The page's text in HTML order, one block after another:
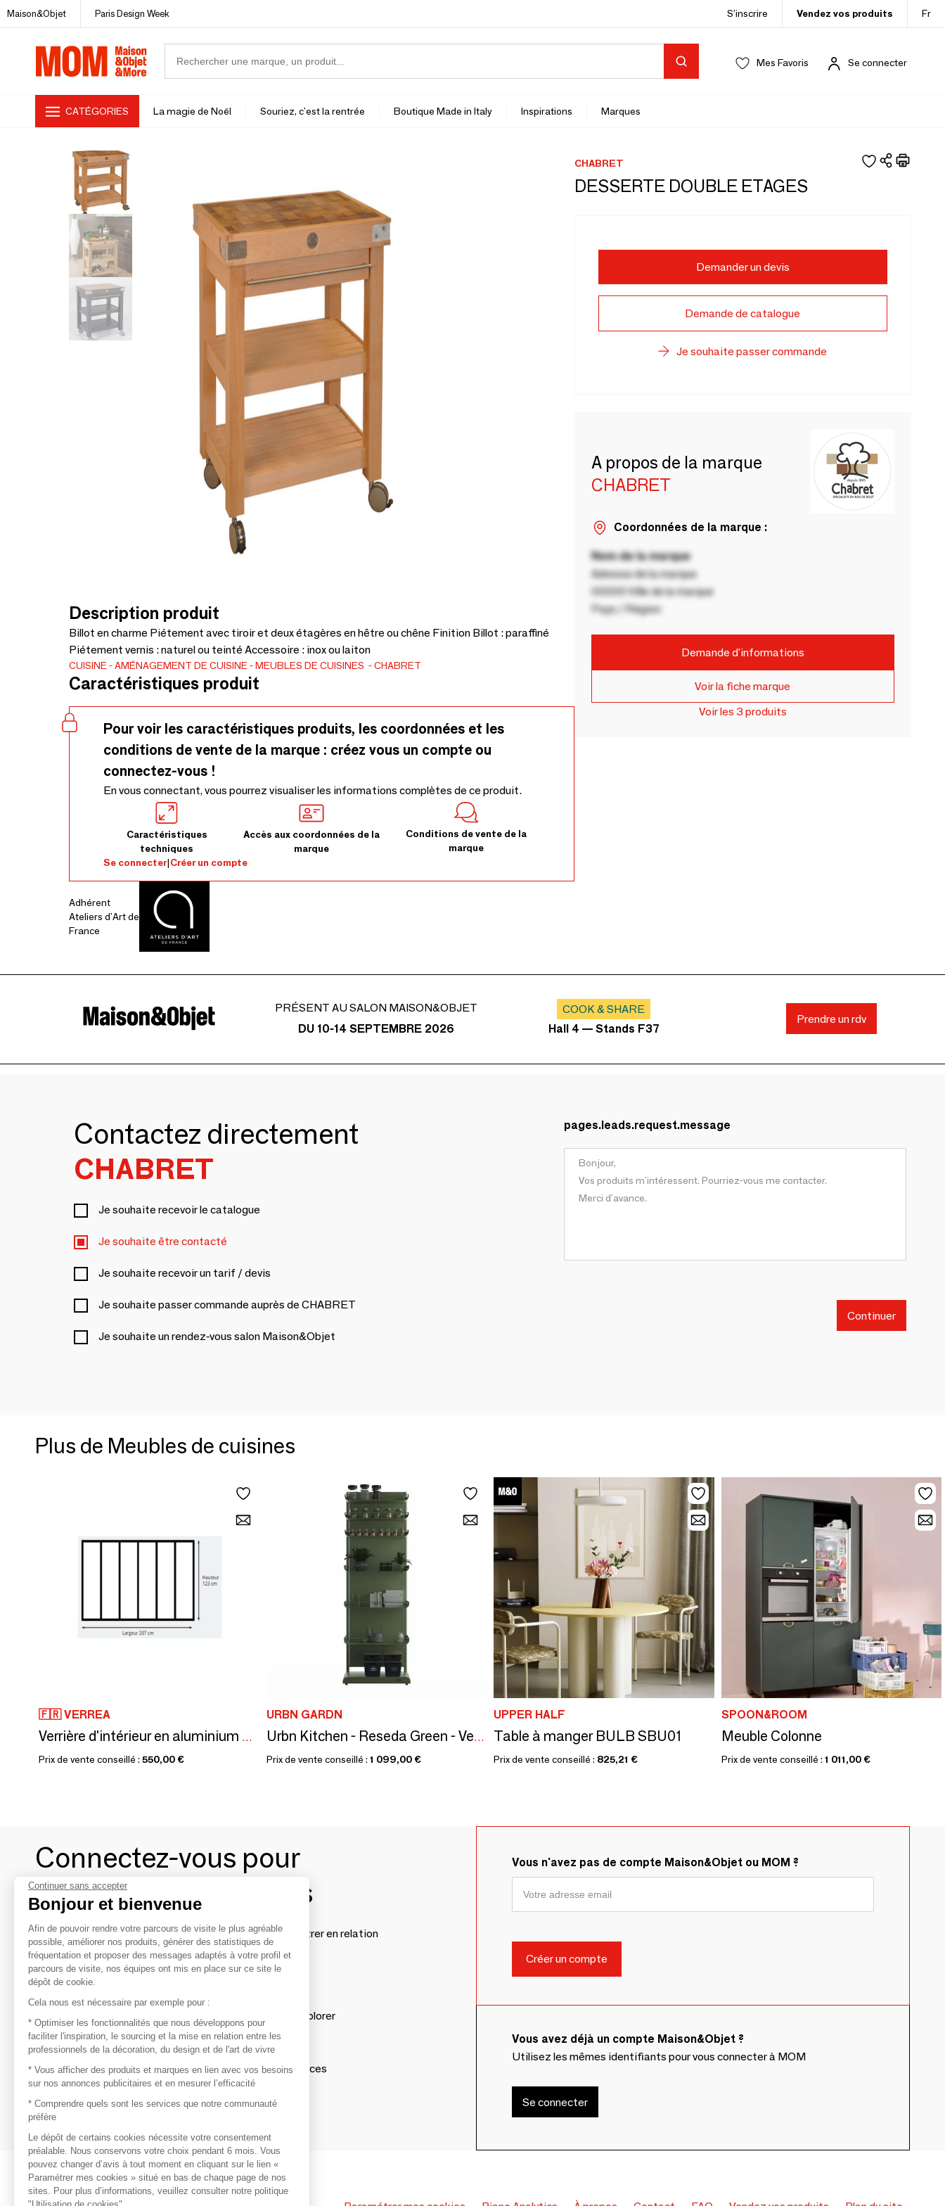
Maison&Objet Paris Design Week S’inscrire Vendez vos produits Fr
Mes Favoris Se connecter
CATÉGORIES La magie de Noël Souriez, c'est la rentrée Boutique Made in Italy Inspirations Marques
Description produit
Billot en charme Piétement avec tiroir et deux étagères en hêtre ou chêne Finition Billot : paraffiné
Piétement vernis : naturel ou teinté Accessoire : inox ou laiton
CUISINE AMÉNAGEMENT DE CUISINE MEUBLES DE CUISINES CHABRET
Caractéristiques produit
Pour voir les caractéristiques produits, les coordonnées et les
conditions de vente de la marque : créez vous un compte ou
connectez-vous !
En vous connectant, vous pourrez visualiser les informations complètes de ce produit.
Caractéristiques
techniques
Accès aux coordonnées de la
marque
Conditions de vente de la
marque
Se connecter|Créer un compte
Adhérent
Ateliers d'Art de
France
CHABRET
DESSERTE DOUBLE ETAGES
Demander un devis
Demande de catalogue
Je souhaite passer commande
A propos de la marque
CHABRET
Coordonnées de la marque :
Nom de la marque
Adresse de la marque
00000 Ville de la marque
Pays / Région
Demande d'informations
Voir la fiche marque
Voir les 3 produits
PRÉSENT AU SALON MAISON&OBJET
DU 10-14 SEPTEMBRE 2026
COOK & SHARE
Hall 4 — Stands F37
Prendre un rdv
Contactez directement
CHABRET
Je souhaite recevoir le catalogue
Je souhaite être contacté
Je souhaite recevoir un tarif / devis
Je souhaite passer commande auprès de CHABRET
Je souhaite un rendez-vous salon Maison&Objet
pages.leads.request.message
Continuer
Plus de Meubles de cuisines
🇫🇷 VERREA
Verrière d'intérieur en aluminium VERREA - 6 vitrages clairs - Noir sablé - 207 x 123 cm
Prix de vente conseillé : 550,00 €
URBN GARDN
Urbn Kitchen - Reseda Green - Vertical Storage
Prix de vente conseillé : 1 099,00 €
UPPER HALF
Table à manger BULB SBU01
Prix de vente conseillé : 825,21 €
SPOON&ROOM
Meuble Colonne
Prix de vente conseillé : 1 011,00 €
Connectez-vous pour
contacter les marques
Afin de profiter au mieux de l'expérience MOM et de rentrer en relation
avec vos marques préférées, créez-vous un compte.
Découvrir
Les produits de milliers de fournisseurs à explorer
S'inspirer
Inspiration et sélections de produits tendances
Contacter
Vous n'avez pas de compte Maison&Objet ou MOM ?
Vous avez déjà un compte Maison&Objet ?
Utilisez les mêmes identifiants pour vous connecter à MOM
Se connecter
Continuer sans accepter
Bonjour et bienvenue
Afin de pouvoir rendre votre parcours de visite le plus agréable
possible, améliorer nos produits, générer des statistiques de
fréquentation et proposer des messages adaptés à votre profil et
parcours de visite, nos équipes ont mis en place sur ce site le
dépôt de cookie.
Cela nous est nécessaire par exemple pour :
* Optimiser les fonctionnalités que nous développons pour
faciliter l'inspiration, le sourcing et la mise en relation entre les
professionnels de la décoration, du design et de l'art de vivre
* Vous afficher des produits et marques en lien avec vos besoins
sur nos annonces publicitaires et en mesurer l’efficacité
* Comprendre quels sont les services que notre communauté
préfère
Le dépôt de certains cookies nécessite votre consentement
préalable. Nous conservons votre choix pendant 6 mois. Vous
pouvez changer d’avis à tout moment en cliquant sur le lien «
Paramétrer mes cookies » situé en bas de chaque page de nos
sites. Pour plus d’informations, veuillez consulter notre politique
"Utilisation de cookies".